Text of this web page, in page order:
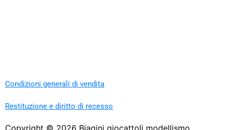
Condizioni generali di vendita
Restituzione e diritto di recesso